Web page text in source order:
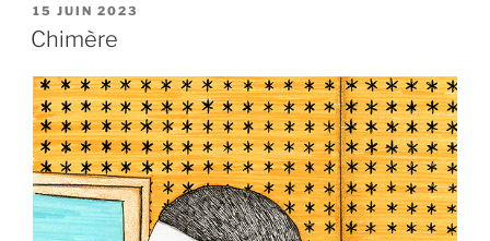
PUBLIÉ
LE
15 JUIN 2023
Chimère